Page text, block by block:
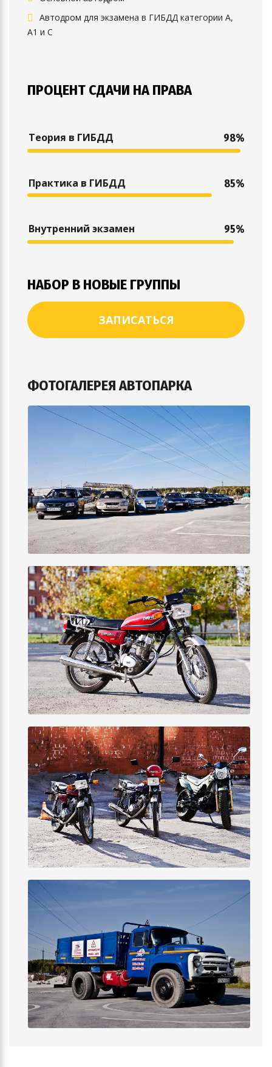
Автодром для экзамена в ГИБДД категории А,
А1 и С
ПРОЦЕНТ СДАЧИ НА ПРАВА
Теория в ГИБДД 98%
Практика в ГИБДД 85%
Внутренний экзамен 95%
НАБОР В НОВЫЕ ГРУППЫ
ЗАПИСАТЬСЯ
ФОТОГАЛЕРЕЯ АВТОПАРКА